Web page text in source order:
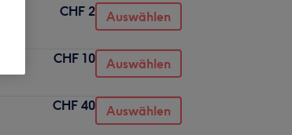
CHF 2 Auswählen
CHF 10 Auswählen
CHF 40 Auswählen